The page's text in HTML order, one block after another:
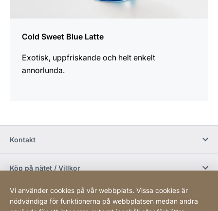
Cold Sweet Blue Latte
Exotisk, uppfriskande och helt enkelt
annorlunda.
Kontakt
Köp på nätet / Villkor
Vi använder cookies på vår webbplats. Vissa cookies är
nödvändiga för funktionerna på webbplatsen medan andra